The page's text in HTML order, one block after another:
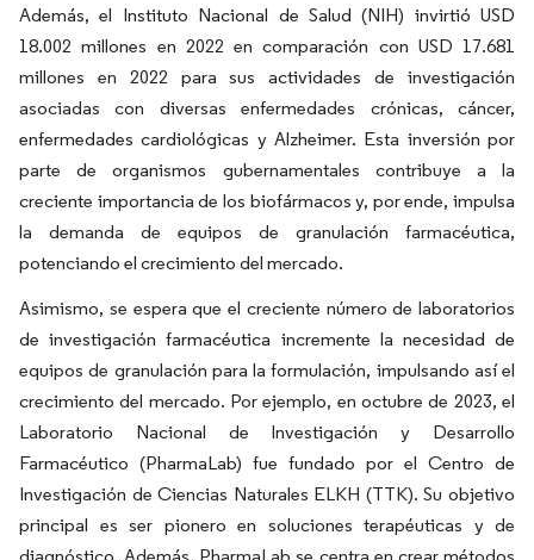
Además, el Instituto Nacional de Salud (NIH) invirtió USD
18.002 millones en 2022 en comparación con USD 17.681
millones en 2022 para sus actividades de investigación
asociadas con diversas enfermedades crónicas, cáncer,
enfermedades cardiológicas y Alzheimer. Esta inversión por
parte de organismos gubernamentales contribuye a la
creciente importancia de los biofármacos y, por ende, impulsa
la demanda de equipos de granulación farmacéutica,
potenciando el crecimiento del mercado.
Asimismo, se espera que el creciente número de laboratorios
de investigación farmacéutica incremente la necesidad de
equipos de granulación para la formulación, impulsando así el
crecimiento del mercado. Por ejemplo, en octubre de 2023, el
Laboratorio Nacional de Investigación y Desarrollo
Farmacéutico (PharmaLab) fue fundado por el Centro de
Investigación de Ciencias Naturales ELKH (TTK). Su objetivo
principal es ser pionero en soluciones terapéuticas y de